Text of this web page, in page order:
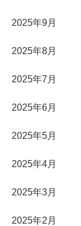
2025年9月
2025年8月
2025年7月
2025年6月
2025年5月
2025年4月
2025年3月
2025年2月